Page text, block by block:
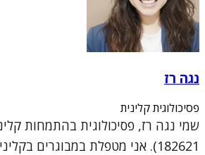
נגה רז
פסיכולוגית קלינית
182621). אני מטפלת במבוגרים